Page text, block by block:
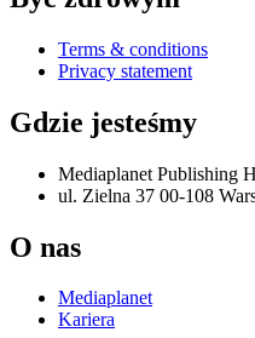
Terms & conditions
Privacy statement
Gdzie jesteśmy
Mediaplanet Publishing
ul. Zielna 37 00-108
O nas
Mediaplanet
Kariera